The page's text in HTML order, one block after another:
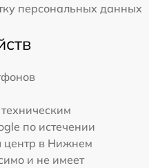
персональных данных
по истечении
центр в Нижнем
и не имеет